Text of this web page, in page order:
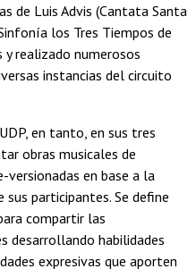
de Luis Advis (Cantata Santa
los Tres Tiempos de
y realizado numerosos
instancias del circuito
en tanto, en sus tres
obras musicales de
versionadas en base a la
participantes. Se define
compartir las
desarrollando habilidades
expresivas que aporten